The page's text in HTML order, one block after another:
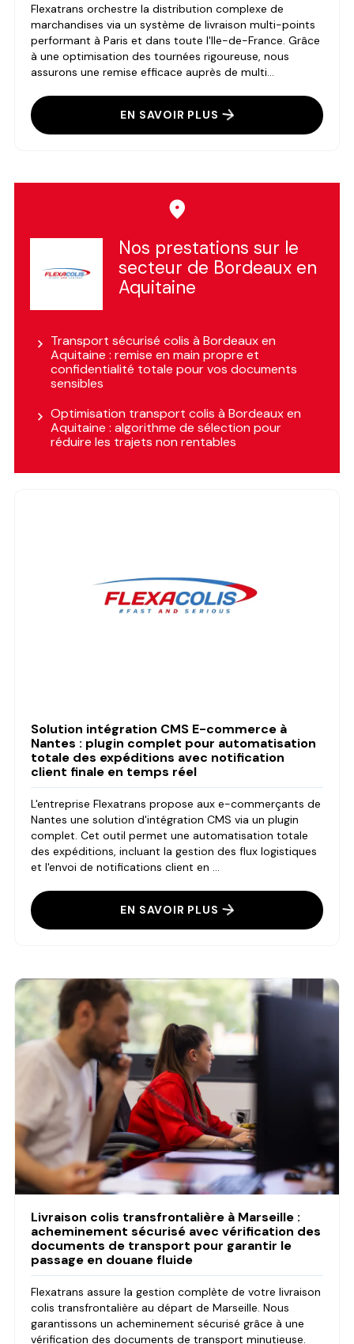
Flexatrans orchestre la distribution complexe de
marchandises via un système de livraison multi-points
performant à Paris et dans toute l'Ile-de-France. Grâce
à une optimisation des tournées rigoureuse, nous
assurons une remise efficace auprès de multi...
EN SAVOIR PLUS
Nos prestations sur le
secteur de Bordeaux en
Aquitaine
Transport sécurisé colis à Bordeaux en
Aquitaine : remise en main propre et
confidentialité totale pour vos documents
sensibles
Optimisation transport colis à Bordeaux en
Aquitaine : algorithme de sélection pour
réduire les trajets non rentables
Solution intégration CMS E-commerce à
Nantes : plugin complet pour automatisation
totale des expéditions avec notification
client finale en temps réel
L'entreprise Flexatrans propose aux e-commerçants de
Nantes une solution d'intégration CMS via un plugin
complet. Cet outil permet une automatisation totale
des expéditions, incluant la gestion des flux logistiques
et l'envoi de notifications client en ...
EN SAVOIR PLUS
Livraison colis transfrontalière à Marseille :
acheminement sécurisé avec vérification des
documents de transport pour garantir le
passage en douane fluide
Flexatrans assure la gestion complète de votre livraison
colis transfrontalière au départ de Marseille. Nous
garantissons un acheminement sécurisé grâce à une
vérification des documents de transport minutieuse.